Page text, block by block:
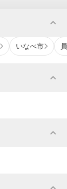
expand_more
いなべ市
expand_more
expand_more